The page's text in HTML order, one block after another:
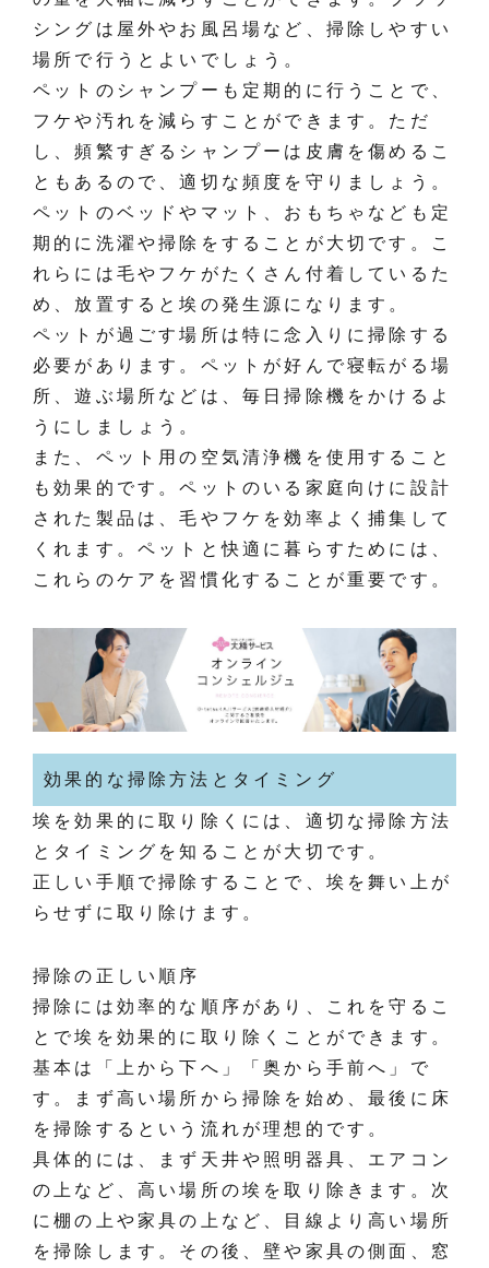
シングは屋外やお風呂場など、掃除しやすい
場所で行うとよいでしょう。
ペットのシャンプーも定期的に行うことで、
フケや汚れを減らすことができます。ただ
し、頻繁すぎるシャンプーは皮膚を傷めるこ
ともあるので、適切な頻度を守りましょう。
ペットのベッドやマット、おもちゃなども定
期的に洗濯や掃除をすることが大切です。こ
れらには毛やフケがたくさん付着しているた
め、放置すると埃の発生源になります。
ペットが過ごす場所は特に念入りに掃除する
必要があります。ペットが好んで寝転がる場
所、遊ぶ場所などは、毎日掃除機をかけるよ
うにしましょう。
また、ペット用の空気清浄機を使用すること
も効果的です。ペットのいる家庭向けに設計
された製品は、毛やフケを効率よく捕集して
くれます。ペットと快適に暮らすためには、
これらのケアを習慣化することが重要です。
効果的な掃除方法とタイミング
埃を効果的に取り除くには、適切な掃除方法
とタイミングを知ることが大切です。
正しい手順で掃除することで、埃を舞い上が
らせずに取り除けます。
掃除の正しい順序
掃除には効率的な順序があり、これを守るこ
とで埃を効果的に取り除くことができます。
基本は「上から下へ」「奥から手前へ」で
す。まず高い場所から掃除を始め、最後に床
を掃除するという流れが理想的です。
具体的には、まず天井や照明器具、エアコン
の上など、高い場所の埃を取り除きます。次
に棚の上や家具の上など、目線より高い場所
を掃除します。その後、壁や家具の側面、窓